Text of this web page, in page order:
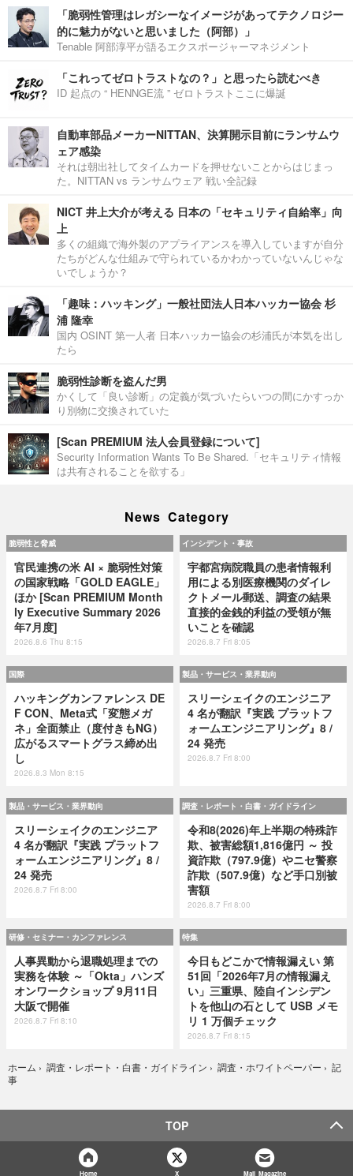
「脆弱性管理はレガシーなイメージがあってテクノロジー
的に魅力がないと思いました（阿部）」
Tenable 阿部淳平が語るエクスポージャーマネジメント
「これってゼロトラストなの？」と思ったら読むべき
ID 起点の “ HENNGE流 ” ゼロトラストここに爆誕
自動車部品メーカーNITTAN、決算開示目前にランサムウ
ェア感染
それは朝出社してタイムカードを押せないことからはじまっ
た。NITTAN vs ランサムウェア 戦い全記録
NICT 井上大介が考える 日本の「セキュリティ自給率」向
上
多くの組織で海外製のアプライアンスを導入していますが自分
たちがどんな仕組みで守られているかわかっていないんじゃな
いでしょうか？
「趣味：ハッキング」一般社団法人日本ハッカー協会 杉
浦 隆幸
国内 OSINT 第一人者 日本ハッカー協会の杉浦氏が本気を出し
たら
脆弱性診断を盗んだ男
かくして「良い診断」の定義が気づいたらいつの間にかすっか
り別物に交換されていた
[Scan PREMIUM 法人会員登録について]
Security Information Wants To Be Shared.「セキュリティ情報
は共有されることを欲する」
News Category
脆弱性と脅威
官民連携の米 AI × 脆弱性対策
の国家戦略「GOLD EAGLE」
ほか [Scan PREMIUM Month
ly Executive Summary 2026
年7月度]
2026.8.6 Thu 8:15
インシデント・事故
宇都宮病院職員の患者情報利
用による別医療機関のダイレ
クトメール郵送、調査の結果
直接的金銭的利益の受領が無
いことを確認
2026.8.7 Fri 8:05
国際
ハッキングカンファレンス DE
F CON、Meta式「変態メガ
ネ」全面禁止（度付きもNG）
広がるスマートグラス締め出
し
2026.8.3 Mon 8:15
製品・サービス・業界動向
スリーシェイクのエンジニア
4 名が翻訳『実践 プラットフ
ォームエンジニアリング』8 /
24 発売
2026.8.7 Fri 8:00
製品・サービス・業界動向
スリーシェイクのエンジニア
4 名が翻訳『実践 プラットフ
ォームエンジニアリング』8 /
24 発売
2026.8.7 Fri 8:00
調査・レポート・白書・ガイドライン
令和8(2026)年上半期の特殊詐
欺、被害総額1,816億円 ～ 投
資詐欺（797.9億）やニセ警察
詐欺（507.9億）など手口別被
害額
2026.8.7 Fri 8:00
研修・セミナー・カンファレンス
人事異動から退職処理までの
実務を体験 ～「Okta」ハンズ
オンワークショップ 9月11日
大阪で開催
2026.8.7 Fri 8:10
特集
今日もどこかで情報漏えい 第
51回「2026年7月の情報漏え
い」三重県、陸自インシデン
トを他山の石として USB メモ
リ 1 万個チェック
2026.8.7 Fri 8:15
ホーム › 調査・レポート・白書・ガイドライン › 調査・ホワイトペーパー › 記
事
TOP
Home X Mail Magazine